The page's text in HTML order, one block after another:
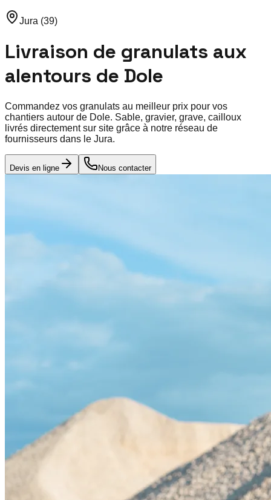
Jura (39)
Livraison de granulats aux
alentours de Dole
Commandez vos granulats au meilleur prix pour vos
chantiers autour de Dole. Sable, gravier, grave, cailloux
livrés directement sur site grâce à notre réseau de
fournisseurs dans le Jura.
Devis en ligne Nous contacter